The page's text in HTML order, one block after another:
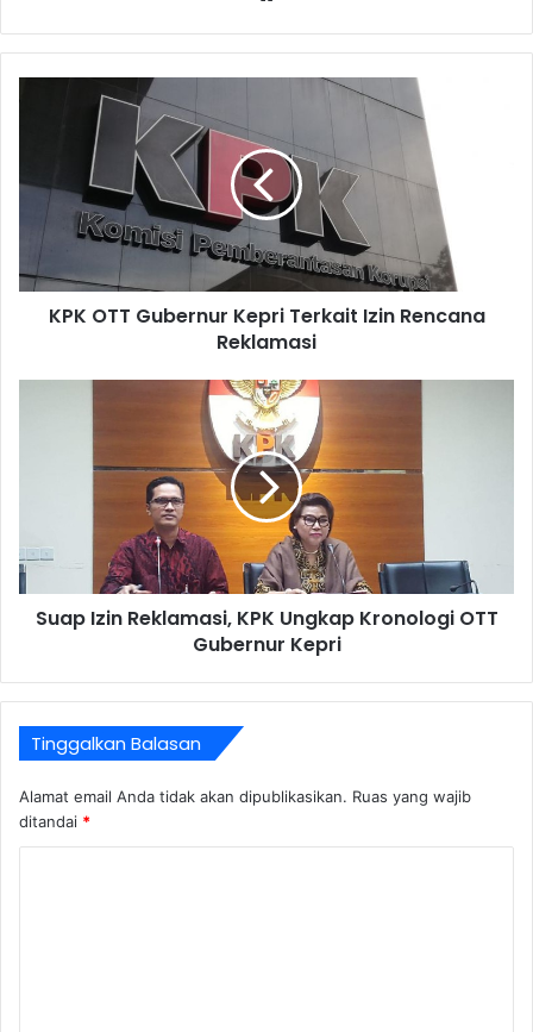
KPK OTT Gubernur Kepri Terkait Izin Rencana
Reklamasi
Suap Izin Reklamasi, KPK Ungkap Kronologi OTT
Gubernur Kepri
Tinggalkan Balasan
Alamat email Anda tidak akan dipublikasikan. Ruas yang wajib
ditandai *